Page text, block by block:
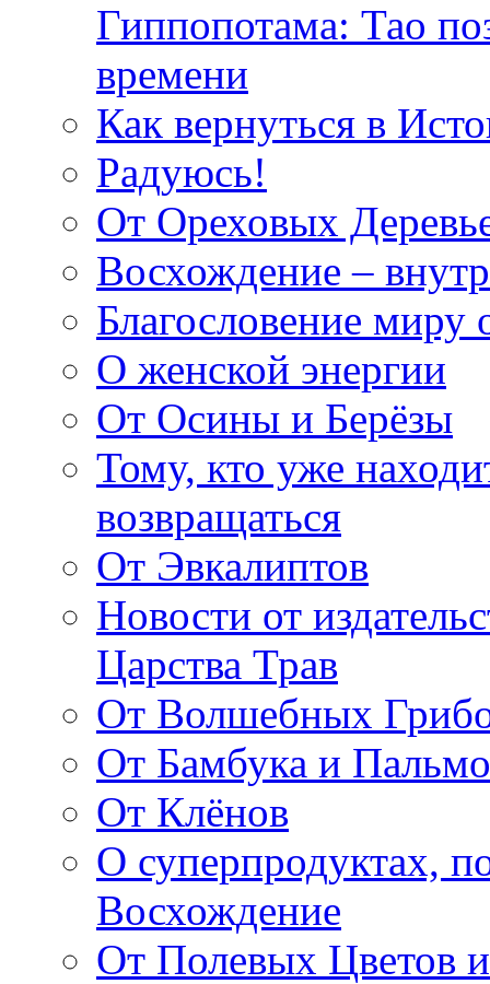
Гиппопотама: Тао
времени
Как вернуться в
Радуюсь!
От Ореховых
Восхождение –
Благословение миру
О женской энергии
От Осины и Берёзы
Тому, кто уже
возвращаться
От Эвкалиптов
Новости от
Царства Трав
От Волшебных
От Бамбука и
От Клёнов
О суперпродуктах,
Восхождение
От Полевых Цветов